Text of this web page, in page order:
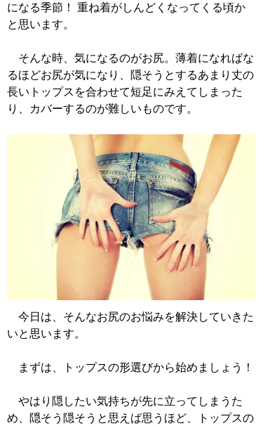
になる季節！ 重ね着がしんどくなってくる頃か
と思います。
そんな時、気になるのがお尻。薄着になればな
るほどお尻が気になり、隠そうとするあまり丈の
長いトップスを合わせて短足にみえてしまった
り、カバーするのが難しいものです。
今日は、そんなお尻のお悩みを解決していきた
いと思います。
まずは、トップスの形選びから始めましょう！
やはり隠したい気持ちが先に立ってしまうた
め、隠そう隠そうと思えば思うほど、トップスの